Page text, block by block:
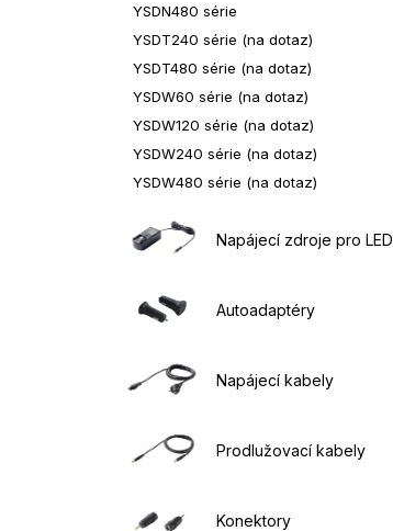
YSDN480 série
YSDT240 série (na dotaz)
YSDT480 série (na dotaz)
YSDW60 série (na dotaz)
YSDW120 série (na dotaz)
YSDW240 série (na dotaz)
YSDW480 série (na dotaz)
Napájecí zdroje pro LED
Autoadaptéry
Napájecí kabely
Prodlužovací kabely
Konektory